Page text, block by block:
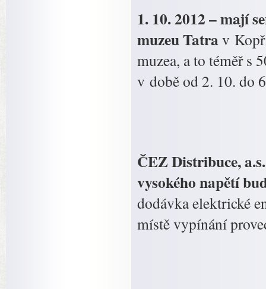
1. 10. 2012 – mají
muzeu Tatrav
muzea, a to téměř s
v době od 2. 10. do
ČEZ Distribuce,
vysokého napětí
dodávka elektrické
místě vypínání